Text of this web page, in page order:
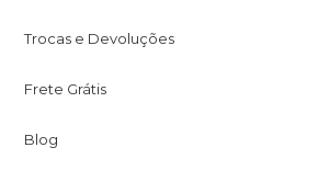
Trocas e Devoluções
Frete Grátis
Blog